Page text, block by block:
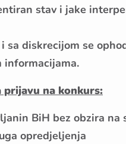
stav i jake
sa diskrecijom se
informacijama.
na konkurs:
BiH bez obzira na
opredjeljenja